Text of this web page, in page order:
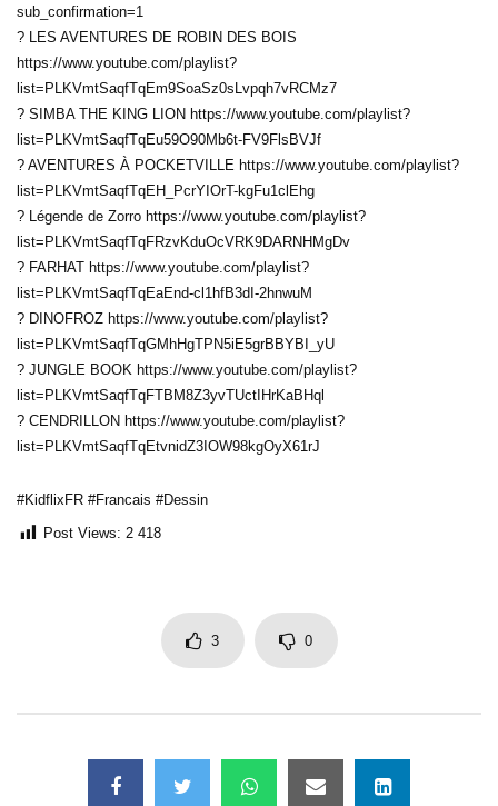
sub_confirmation=1
? LES AVENTURES DE ROBIN DES BOIS
https://www.youtube.com/playlist?
list=PLKVmtSaqfTqEm9SoaSz0sLvpqh7vRCMz7
? SIMBA THE KING LION https://www.youtube.com/playlist?
list=PLKVmtSaqfTqEu59O90Mb6t-FV9FlsBVJf
? AVENTURES À POCKETVILLE https://www.youtube.com/playlist?
list=PLKVmtSaqfTqEH_PcrYIOrT-kgFu1clEhg
? Légende de Zorro https://www.youtube.com/playlist?
list=PLKVmtSaqfTqFRzvKduOcVRK9DARNHMgDv
? FARHAT https://www.youtube.com/playlist?
list=PLKVmtSaqfTqEaEnd-cl1hfB3dI-2hnwuM
? DINOFROZ https://www.youtube.com/playlist?
list=PLKVmtSaqfTqGMhHgTPN5iE5grBBYBI_yU
? JUNGLE BOOK https://www.youtube.com/playlist?
list=PLKVmtSaqfTqFTBM8Z3yvTUctIHrKaBHql
? CENDRILLON https://www.youtube.com/playlist?
list=PLKVmtSaqfTqEtvnidZ3IOW98kgOyX61rJ
#KidflixFR #Francais #Dessin
Post Views: 2 418
3 0